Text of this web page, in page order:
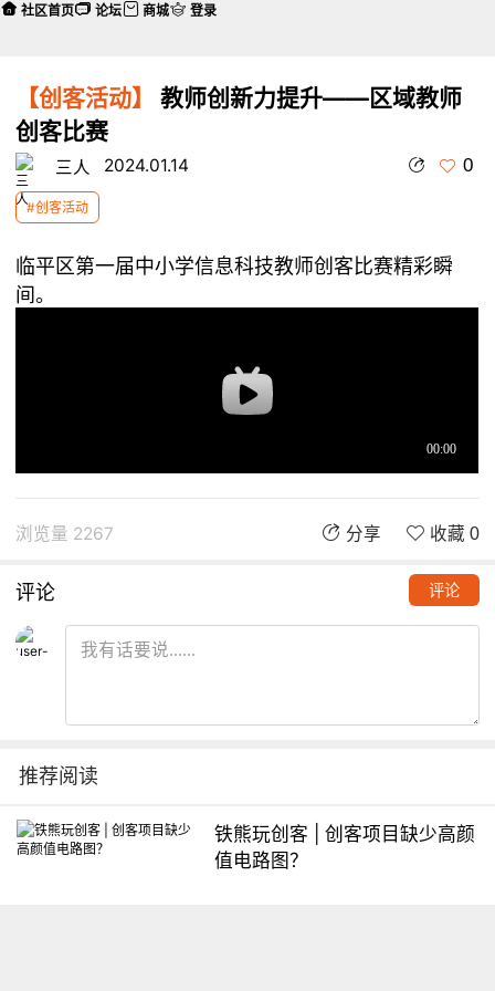
【创客活动】
教师创新力提升——区域教师
创客比赛
三人 2024.01.14 0
#创客活动
临平区第一届中小学信息科技教师创客比赛精彩瞬
间。
浏览量 2267 分享 收藏 0
评论 评论
推荐阅读
铁熊玩创客 | 创客项目缺少高颜
值电路图？
社区首页 论坛 商城 登录